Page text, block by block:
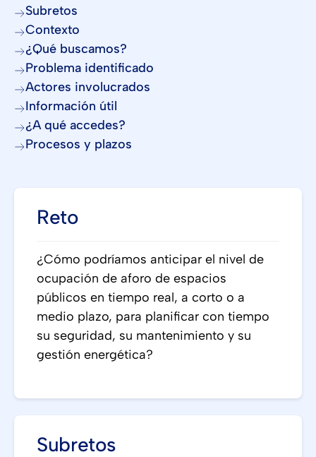
Subretos
Contexto
¿Qué buscamos?
Problema identificado
Actores involucrados
Información útil
¿A qué accedes?
Procesos y plazos
Reto
¿Cómo podríamos anticipar el nivel de
ocupación de aforo de espacios
públicos en tiempo real, a corto o a
medio plazo, para planificar con tiempo
su seguridad, su mantenimiento y su
gestión energética?
Subretos